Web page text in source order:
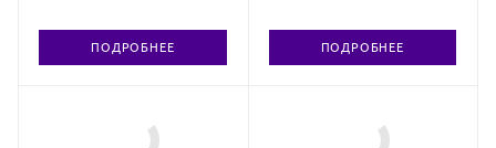
ПОДРОБНЕЕ ПОДРОБНЕЕ